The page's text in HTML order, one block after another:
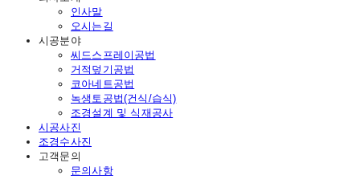
인사말
오시는길
시공분야
씨드스프레이공법
거적덮기공법
코아네트공법
녹생토공법(건식/습식)
조경설계 및 식재공사
시공사진
조경수사진
고객문의
문의사항